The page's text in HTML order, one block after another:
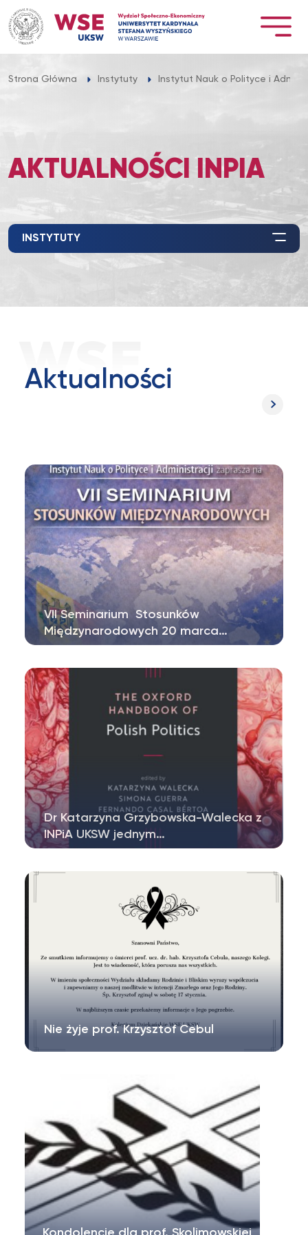
Przejdź
do
treści
Strona Główna Instytuty Instytut Nauk o Polityce i
AKTUALNOŚCI INPIA
INSTYTUTY
Aktualności
VII Seminarium Stosunków
Międzynarodowych 20 marca…
Dr Katarzyna Grzybowska-Walecka z
INPiA UKSW jednym…
Instytutu Nauk o Polityce i Administracji…
Nie żyje prof. Krzysztof Cebul